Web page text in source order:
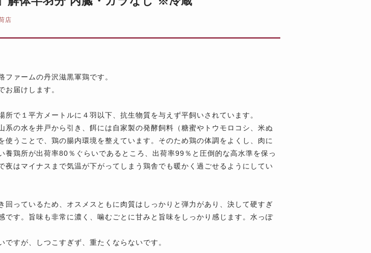
店
ァームの丹沢滋黒軍鶏です。
お届けします。
所で１平方メートルに４羽以下、抗生物質を与えず平飼いされています。
系の水を井戸から引き、餌には自家製の発酵飼料（糖蜜やトウモロコシ、米ぬ
使うことで、鶏の腸内環境を整えています。そのため鶏の体調をよくし、肉に
養鶏所が出荷率80％ぐらいであるところ、出荷率99％と圧倒的な高水準を保っ
夜はマイナスまで気温が下がってしまう鶏舎でも暖かく過ごせるようにしてい
回っているため、オスメスともに肉質はしっかりと弾力があり、決して硬すぎ
です。旨味も非常に濃く、噛むごとに甘みと旨味をしっかり感じます。水っぽ
ですが、しつこすぎず、重たくならないです。